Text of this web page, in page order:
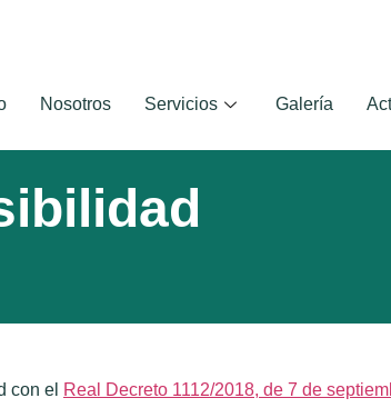
Nosotros Servicios Galería
con el Real Decreto 1112/2018, de 7 de